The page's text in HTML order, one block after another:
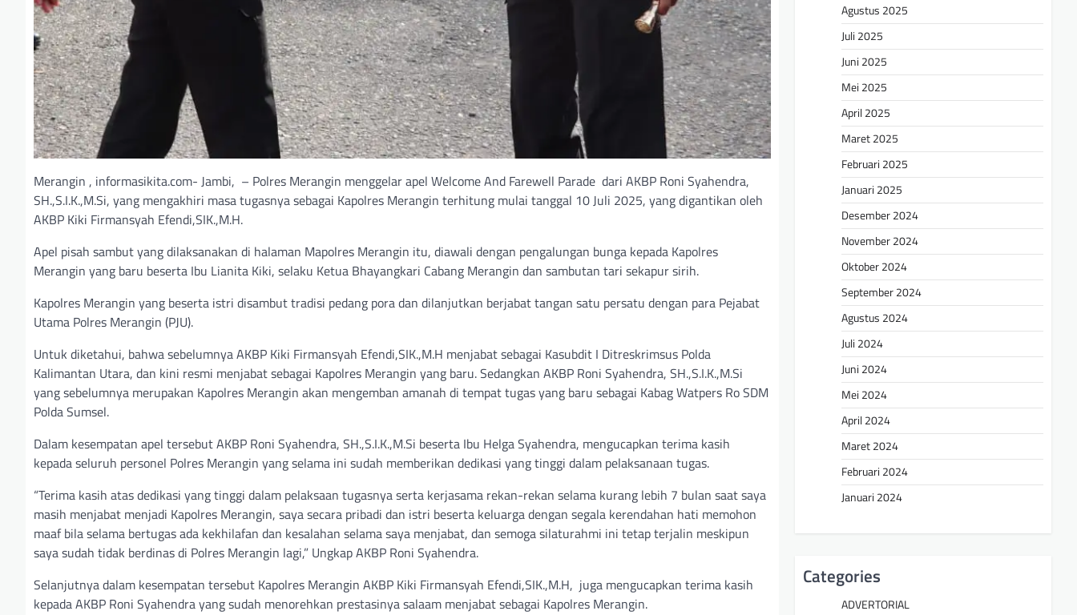
Merangin , informasikita.com- Jambi, – Polres Merangin menggelar apel Welcome And Farewell Parade dari AKBP Roni Syahendra,
SH.,S.I.K.,M.Si, yang mengakhiri masa tugasnya sebagai Kapolres Merangin terhitung mulai tanggal 10 Juli 2025, yang digantikan oleh
AKBP Kiki Firmansyah Efendi,SIK.,M.H.
Apel pisah sambut yang dilaksanakan di halaman Mapolres Merangin itu, diawali dengan pengalungan bunga kepada Kapolres
Merangin yang baru beserta Ibu Lianita Kiki, selaku Ketua Bhayangkari Cabang Merangin dan sambutan tari sekapur sirih.
Kapolres Merangin yang beserta istri disambut tradisi pedang pora dan dilanjutkan berjabat tangan satu persatu dengan para Pejabat
Utama Polres Merangin (PJU).
Untuk diketahui, bahwa sebelumnya AKBP Kiki Firmansyah Efendi,SIK.,M.H menjabat sebagai Kasubdit I Ditreskrimsus Polda
Kalimantan Utara, dan kini resmi menjabat sebagai Kapolres Merangin yang baru. Sedangkan AKBP Roni Syahendra, SH.,S.I.K.,M.Si
yang sebelumnya merupakan Kapolres Merangin akan mengemban amanah di tempat tugas yang baru sebagai Kabag Watpers Ro SDM
Polda Sumsel.
Dalam kesempatan apel tersebut AKBP Roni Syahendra, SH.,S.I.K.,M.Si beserta Ibu Helga Syahendra, mengucapkan terima kasih
kepada seluruh personel Polres Merangin yang selama ini sudah memberikan dedikasi yang tinggi dalam pelaksanaan tugas.
“Terima kasih atas dedikasi yang tinggi dalam pelaksaan tugasnya serta kerjasama rekan-rekan selama kurang lebih 7 bulan saat saya
masih menjabat menjadi Kapolres Merangin, saya secara pribadi dan istri beserta keluarga dengan segala kerendahan hati memohon
maaf bila selama bertugas ada kekhilafan dan kesalahan selama saya menjabat, dan semoga silaturahmi ini tetap terjalin meskipun
saya sudah tidak berdinas di Polres Merangin lagi,” Ungkap AKBP Roni Syahendra.
Selanjutnya dalam kesempatan tersebut Kapolres Merangin AKBP Kiki Firmansyah Efendi,SIK.,M.H, juga mengucapkan terima kasih
kepada AKBP Roni Syahendra yang sudah menorehkan prestasinya salaam menjabat sebagai Kapolres Merangin.
Agustus 2025
Juli 2025
Juni 2025
Mei 2025
April 2025
Maret 2025
Februari 2025
Januari 2025
Desember 2024
November 2024
Oktober 2024
September 2024
Agustus 2024
Juli 2024
Juni 2024
Mei 2024
April 2024
Maret 2024
Februari 2024
Januari 2024
Categories
ADVERTORIAL